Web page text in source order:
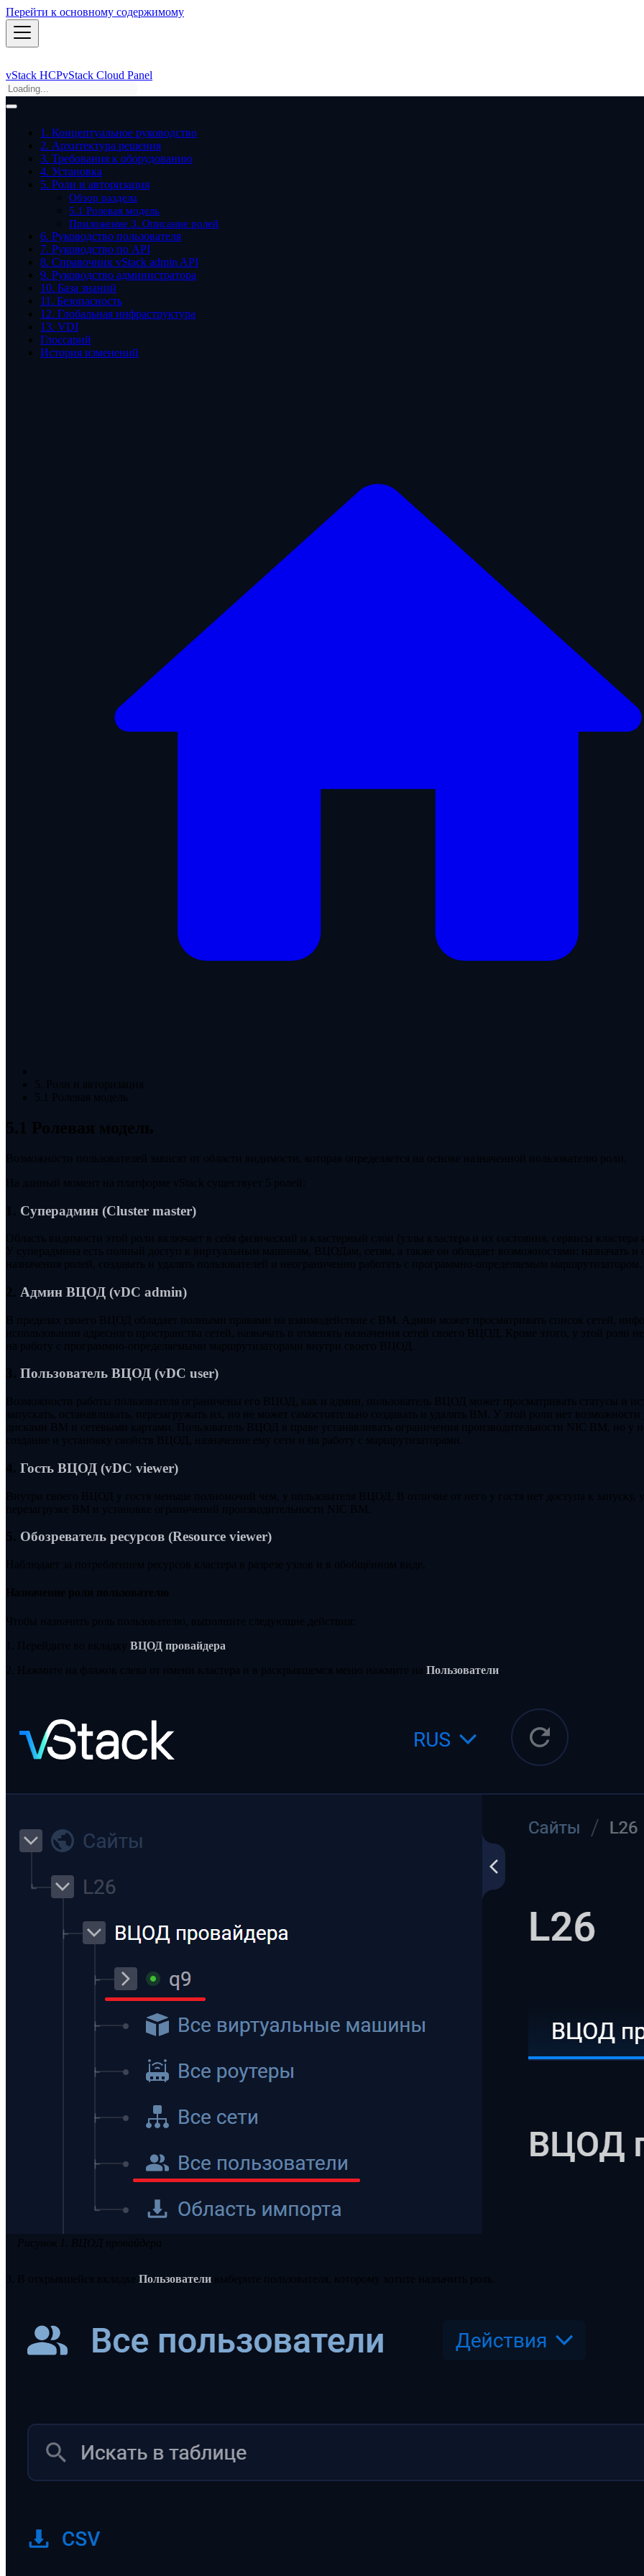
Перейти к основному содержимому
vStack HCPvStack Cloud Panel
1. Концептуальное руководство
2. Архитектура решения
3. Требования к оборудованию
4. Установка
5. Роли и авторизация
Обзор раздела
5.1 Ролевая модель
Приложение 3. Описание ролей
6. Руководство пользователя
7. Руководство по API
8. Справочник vStack admin API
9. Руководство администратора
10. База знаний
11. Безопасность
12. Глобальная инфраструктура
13. VDI
Глоссарий
История изменений
5. Роли и авторизация
5.1 Ролевая модель
5.1 Ролевая модель
Возможности пользователей зависят от области видимости, которая определяется на основе назначенной пользователю роли.
На данный момент на платформе vStack существует 5 ролей:
1. Суперадмин (Cluster master)
Область видимости этой роли включает в себя физический и кластерный слои (узлы кластера и их состояния, сервисы кластера
У суперадмина есть полный доступ к виртуальным машинам, ВЦОДам, сетям, а также он обладает возможностями: назначать и
назначения ролей, создавать и удалять пользователей и неограниченно работать с программно-определяемым маршрутизатором.
2. Админ ВЦОД (vDC admin)
В пределах своего ВЦОД обладает полными правами на взаимодействие с ВМ. Админ может просматривать список сетей,
использовании адресного пространства сетей, назначать и отменять назначения сетей своего ВЦОД. Кроме этого, у этой роли
на работу с программно-определяемыми маршрутизаторами внутри своего ВЦОД.
3. Пользователь ВЦОД (vDC user)
Возможности работы пользователя ограничены его ВЦОД, как и админ, пользователь ВЦОД может просматривать статусы и
запускать, останавливать, перезагружать их, но не может самостоятельно создавать и удалять ВМ. У этой роли нет возможности
дисками ВМ и сетевыми картами. Пользователь ВЦОД в праве устанавливать ограничения производительности NIC ВМ, но у
создание и установку свойств ВЦОД, назначение ему сети и на работу с маршрутизаторами.
4. Гость ВЦОД (vDC viewer)
Внутри своего ВЦОД у гостя меньше полномочий чем, у пользователя ВЦОД. В отличие от него у гостя нет доступа к запуску,
перезагрузке ВМ и установке ограничений производительности NIC ВМ.
5. Обозреватель ресурсов (Resource viewer)
Наблюдает за потреблением ресурсов кластера в разрезе узлов и в обобщённом виде.
Назначение роли пользователю
Чтобы назначить роль пользователю, выполните следующие действия:
1. Перейдите во вкладку ВЦОД провайдера
2. Нажмите на флажок слева от имени кластера и в раскрывшемся меню нажмите на Пользователи
Рисунок 1. ВЦОД провайдера
3. В открывшейся вкладке Пользователи выберите пользователя, которому хотите назначить роль.